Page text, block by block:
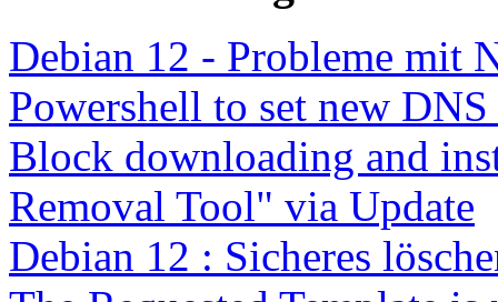
Debian 12 - Probleme mit
Powershell to set new
Block downloading and
Removal Tool" via Update
Debian 12 : Sicheres